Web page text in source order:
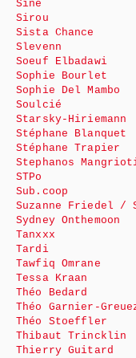
Siné
Sirou
Sista Chance
Slevenn
Soeuf Elbadawi
Sophie Bourlet
Sophie Del Mambo
Soulcié
Starsky-Hiriemann
Stéphane Blanquet
Stéphane Trapier
Stephanos
STPo
Sub.coop
Suzanne Friedel /
Sydney Onthemoon
Tanxxx
Tardi
Tawfiq Omrane
Tessa Kraan
Théo Bedard
Théo Garnier-
Théo Stoeffler
Thibaut Trincklin
Thierry Guitard